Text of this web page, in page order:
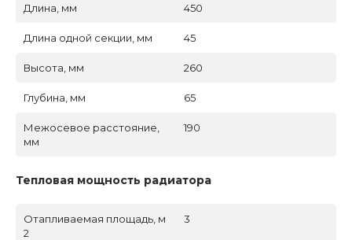
Длина, мм 450
Длина одной секции, мм 45
Высота, мм 260
Глубина, мм 65
Межосевое расстояние,
мм
190
Тепловая мощность радиатора
Отапливаемая площадь, м
2
3